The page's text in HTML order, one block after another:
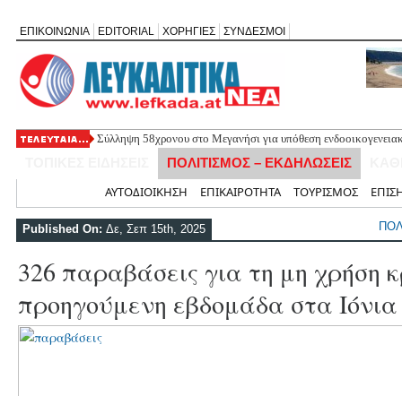
ΕΠΙΚΟΙΝΩΝΙΑ EDITORIAL ΧΟΡΗΓΙΕΣ ΣΥΝΔΕΣΜΟΙ
Σύλληψη 58χρονου στο Μεγανήσι για υπόθεση
Δύο συλλήψεις για κατοχή κάνναβης στη Λευκάδα στο
Mέχρι τον Άγιο Νικόλαο Βόνιτσας έφτανε σήμερα το
Αφιέρωμα στον Ηλία Λογοθέτη απόψε στο Κηποθέατρο
Γράμμο
ΠΟΛΙΤΙΣΜΟΣ – ΕΚΔΗΛΩΣΕΙΣ
ΑΥΤΟΔΙΟΙΚΗΣΗ ΕΠΙΚΑΙΡΟΤΗΤΑ ΤΟΥΡΙΣΜΟΣ
Published On: Δε, Σεπ 15th, 2025
326 παραβάσεις για τη μη χρήση
προηγούμενη εβδομάδα στα